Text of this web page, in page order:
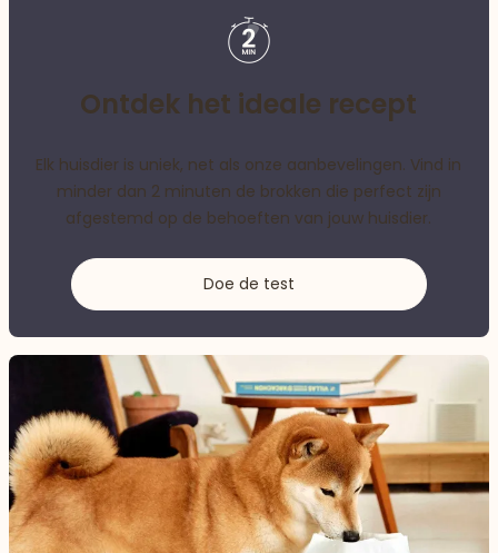
Ontdek het ideale recept
Elk huisdier is uniek, net als onze aanbevelingen. Vind in
minder dan 2 minuten de brokken die perfect zijn
afgestemd op de behoeften van jouw huisdier.
Doe de test